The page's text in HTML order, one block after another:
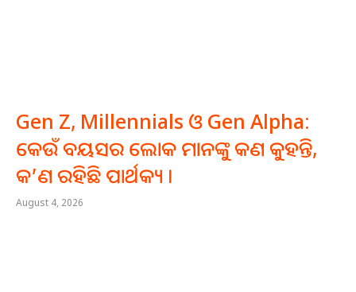
Gen Z, Millennials ଓ Gen Alpha:
କେଉଁ ବୟସର ଲୋକ ମାନଙ୍କୁ କଣ କୁହନ୍ତି,
କ’ଣ ରହିଛି ପାର୍ଥକ୍ୟ ।
August 4, 2026